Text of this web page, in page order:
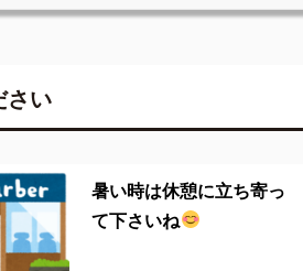
さい
暑い時は休憩に立ち寄っ
て下さいね